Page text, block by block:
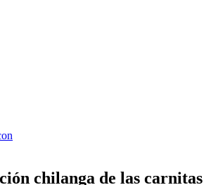
chilanga de las carnitas